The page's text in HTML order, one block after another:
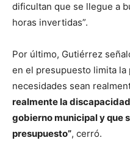
dificultan que se llegue a
horas invertidas”.
Por último, Gutiérrez
en el presupuesto limita la
necesidades sean
realmente la
gobierno municipal y que
presupuesto”, cerró.